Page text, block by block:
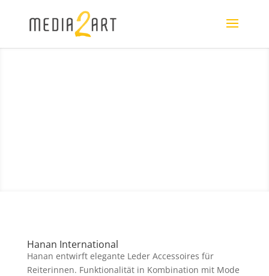
Hanan International
Hanan entwirft elegante Leder Accessoires für
Reiterinnen. Funktionalität in Kombination mit Mode